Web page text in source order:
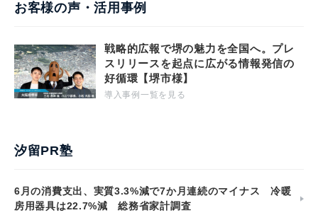
お客様の声・活用事例
戦略的広報で堺の魅力を全国へ。プレ
スリリースを起点に広がる情報発信の
好循環【堺市様】
導入事例一覧を見る
汐留PR塾
6月の消費支出、実質3.3%減で7か月連続のマイナス 冷暖
房用器具は22.7%減 総務省家計調査